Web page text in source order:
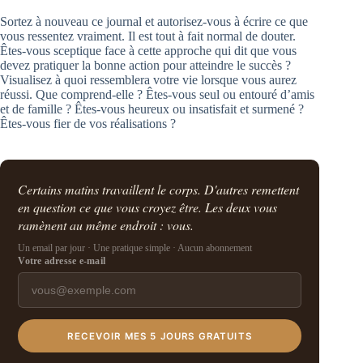
Sortez à nouveau ce journal et autorisez-vous à écrire ce que
vous ressentez vraiment. Il est tout à fait normal de douter.
Êtes-vous sceptique face à cette approche qui dit que vous
devez pratiquer la bonne action pour atteindre le succès ?
Visualisez à quoi ressemblera votre vie lorsque vous aurez
réussi. Que comprend-elle ? Êtes-vous seul ou entouré d’amis
et de famille ? Êtes-vous heureux ou insatisfait et surmené ?
Êtes-vous fier de vos réalisations ?
Certains matins travaillent le corps. D'autres remettent
en question ce que vous croyez être. Les deux vous
ramènent au même endroit : vous.
Un email par jour · Une pratique simple · Aucun abonnement
Votre adresse e-mail
RECEVOIR MES 5 JOURS GRATUITS